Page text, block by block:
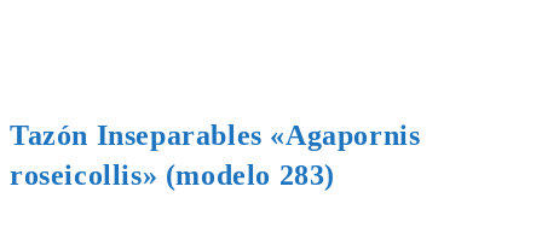
Tazón Inseparables «Agapornis
roseicollis» (modelo 283)